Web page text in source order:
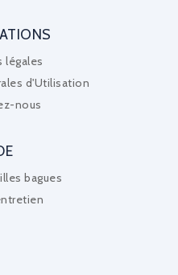
légales
d'Utilisation
nous
bagues